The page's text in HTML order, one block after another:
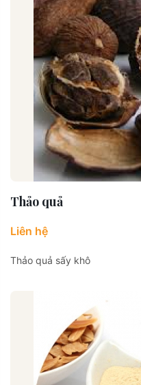
Thảo quả
Liên hệ
Thảo quả sấy khô